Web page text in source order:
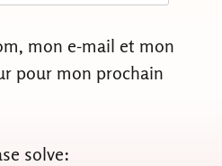
mon e-mail et mon
pour mon prochain
solve: